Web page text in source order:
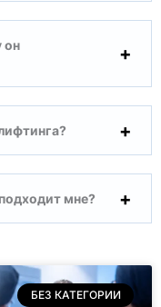
он
мне?
БЕЗ КАТЕГОРИИ